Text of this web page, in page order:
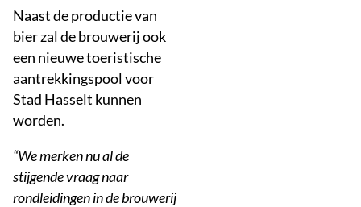
Naast de productie van
bier zal de brouwerij ook
een nieuwe toeristische
aantrekkingspool voor
Stad Hasselt kunnen
worden.
“We merken nu al de
stijgende vraag naar
rondleidingen in de brouwerij